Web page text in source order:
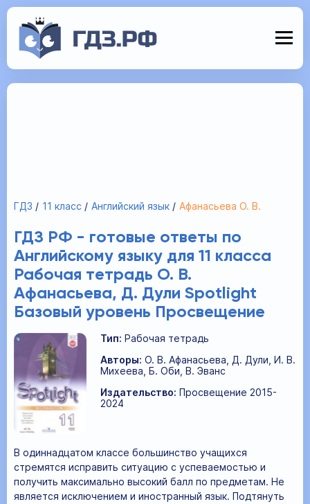
ГДЗ 11 класс Английский язык Афанасьева О. В.
ГДЗ РФ - готовые ответы по
Английскому языку для 11 класса
Рабочая тетрадь О. В.
Афанасьева, Д. Дули Spotlight
Базовый уровень Просвещение
Тип: Рабочая тетрадь
Авторы: О. В. Афанасьева, Д. Дули, И. В.
Михеева, Б. Оби, В. Эванс
Издательство: Просвещение 2015-
2024
В одиннадцатом классе большинство учащихся
стремятся исправить ситуацию с успеваемостью и
получить максимально высокий балл по предметам. Не
является исключением и иностранный язык. Подтянуть